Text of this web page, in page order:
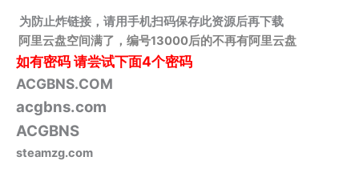
为防止炸链接，请用手机扫码保存此资源后再下载
阿里云盘空间满了，编号13000后的不再有阿里云盘
如有密码请尝试下面4个密码
ACGBNS.COM
acgbns.com
ACGBNS
steamzg.com